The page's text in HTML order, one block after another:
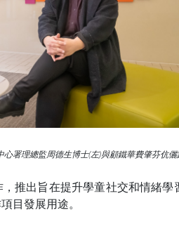
署理總監周德生博士(左)與顧鐵華費肇芬伉
推出旨在提升學童社交和情緒
目發展用途。